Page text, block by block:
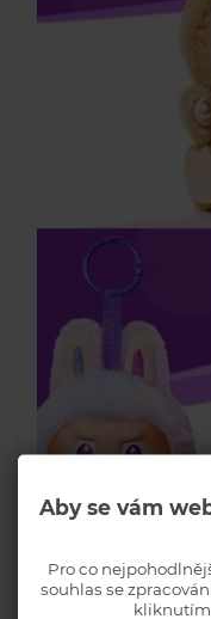
Aby se vám
Pro co
souhlas se
kliknutím